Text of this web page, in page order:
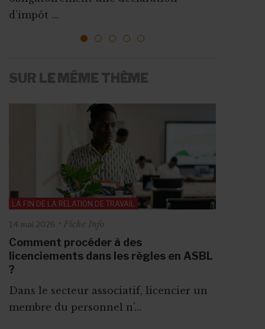
d’impôt ...
ressources, vous faire connaî...
1 2 3 4
SUR LE MÊME THÈME
LA FIN DE LA RELATION DE TRAVAIL
14 mai 2026 Fiche Info
Comment procéder à des
licenciements dans les règles en ASBL
?
Dans le secteur associatif, licencier un
membre du personnel n’...